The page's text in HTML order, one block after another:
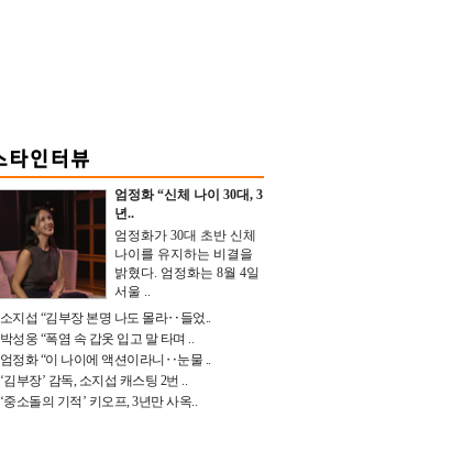
엄정화 “신체 나이 30대, 3
년..
엄정화가 30대 초반 신체
나이를 유지하는 비결을
밝혔다. 엄정화는 8월 4일
서울 ..
소지섭 “김부장 본명 나도 몰라‥들었..
박성웅 “폭염 속 갑옷 입고 말 타며 ..
엄정화 “이 나이에 액션이라니‥눈물 ..
‘김부장’ 감독, 소지섭 캐스팅 2번 ..
‘중소돌의 기적’ 키오프, 3년만 사옥..